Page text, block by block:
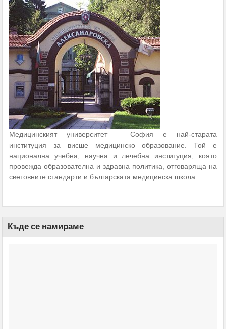
Медицинският университет – София е най-старата
институция за висше медицинско образование. Той е
национална учебна, научна и лечебна институция, която
провежда образователна и здравна политика, отговаряща на
световните стандарти и българската медицинска школа.
Къде се намираме